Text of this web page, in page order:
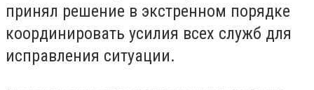
принял решение в экстренном порядке
координировать усилия всех служб для
исправления ситуации.